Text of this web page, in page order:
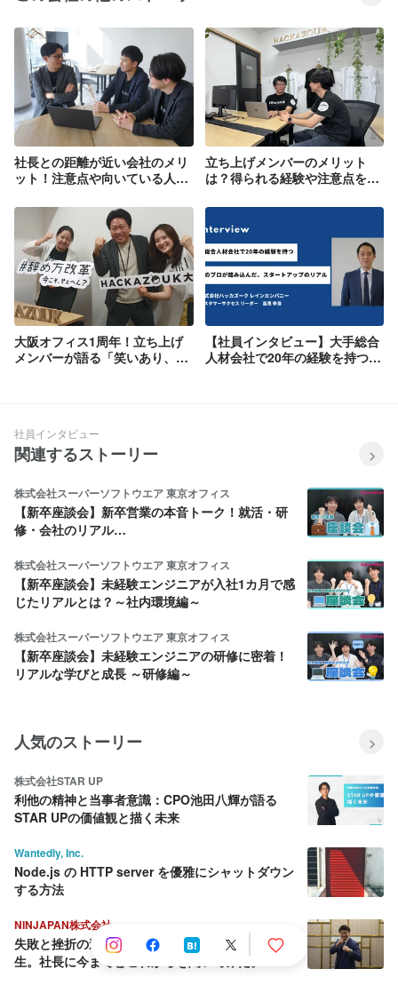
社長との距離が近い会社のメリ
ット！注意点や向いている人を
立ち上げメンバーのメリット
は？得られる経験や注意点を解
大阪オフィス1周年！立ち上げ
メンバーが語る「笑いあり、挑
【社員インタビュー】大手総合
人材会社で20年の経験を持つ人
社員インタビュー
関連するストーリー
株式会社スーパーソフトウエア 東京オフィス
【新卒座談会】新卒営業の本音トーク！就活・研
修・会社のリアル…
株式会社スーパーソフトウエア 東京オフィス
【新卒座談会】未経験エンジニアが入社1カ月で感
じたリアルとは？～社内環境編～
株式会社スーパーソフトウエア 東京オフィス
【新卒座談会】未経験エンジニアの研修に密着！
リアルな学びと成長 ～研修編～
人気のストーリー
株式会社STAR UP
利他の精神と当事者意識：CPO池田八輝が語る
STAR UPの価値観と描く未来
Wantedly, Inc.
Node.js の HTTP server を優雅にシャットダウン
する方法
NINJAPAN株式会社
失敗と挫折の連続から這い上がり続ける壮絶な人
生。社長に今までとこれからを聞いてみた。